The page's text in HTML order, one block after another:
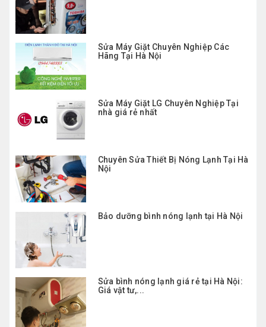
Sửa Máy Giặt Chuyên Nghiệp Các
Hãng Tại Hà Nội
Sửa Máy Giặt LG Chuyên Nghiệp Tại
nhà giá rẻ nhất
Chuyên Sửa Thiết Bị Nóng Lạnh Tại Hà
Nội
Bảo dưỡng bình nóng lạnh tại Hà Nội
Sửa bình nóng lạnh giá rẻ tại Hà Nội:
Giá vật tư,...